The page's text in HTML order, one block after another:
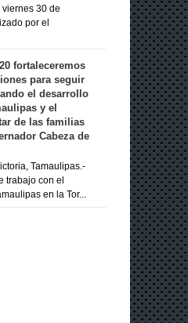
viernes 30 de
por el
fortaleceremos
para seguir
el desarrollo
y el
de las familias
Cabeza de
Tamaulipas.-
trabajo con el
en la Tor...